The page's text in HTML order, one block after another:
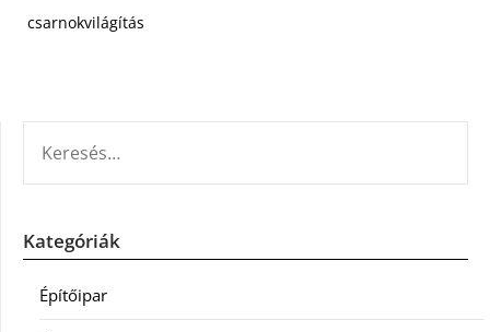
csarnokvilágítás
Kategóriák
Építőipar